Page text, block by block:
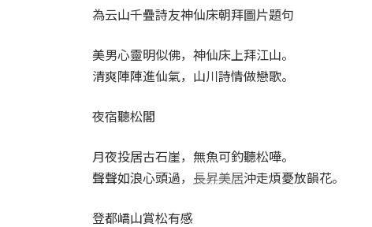
為云山千疊詩友神仙床朝拜圖片題句
美男心靈明似佛，神仙床上拜江山。
清爽陣陣進仙氣，山川詩情做戀歌。
夜宿聽松閣
月夜投居古石崖，無魚可釣聽松嘩。
聲聲如浪心頭過， 長昇美居沖走煩憂放韻花。
登都嶠山賞松有感